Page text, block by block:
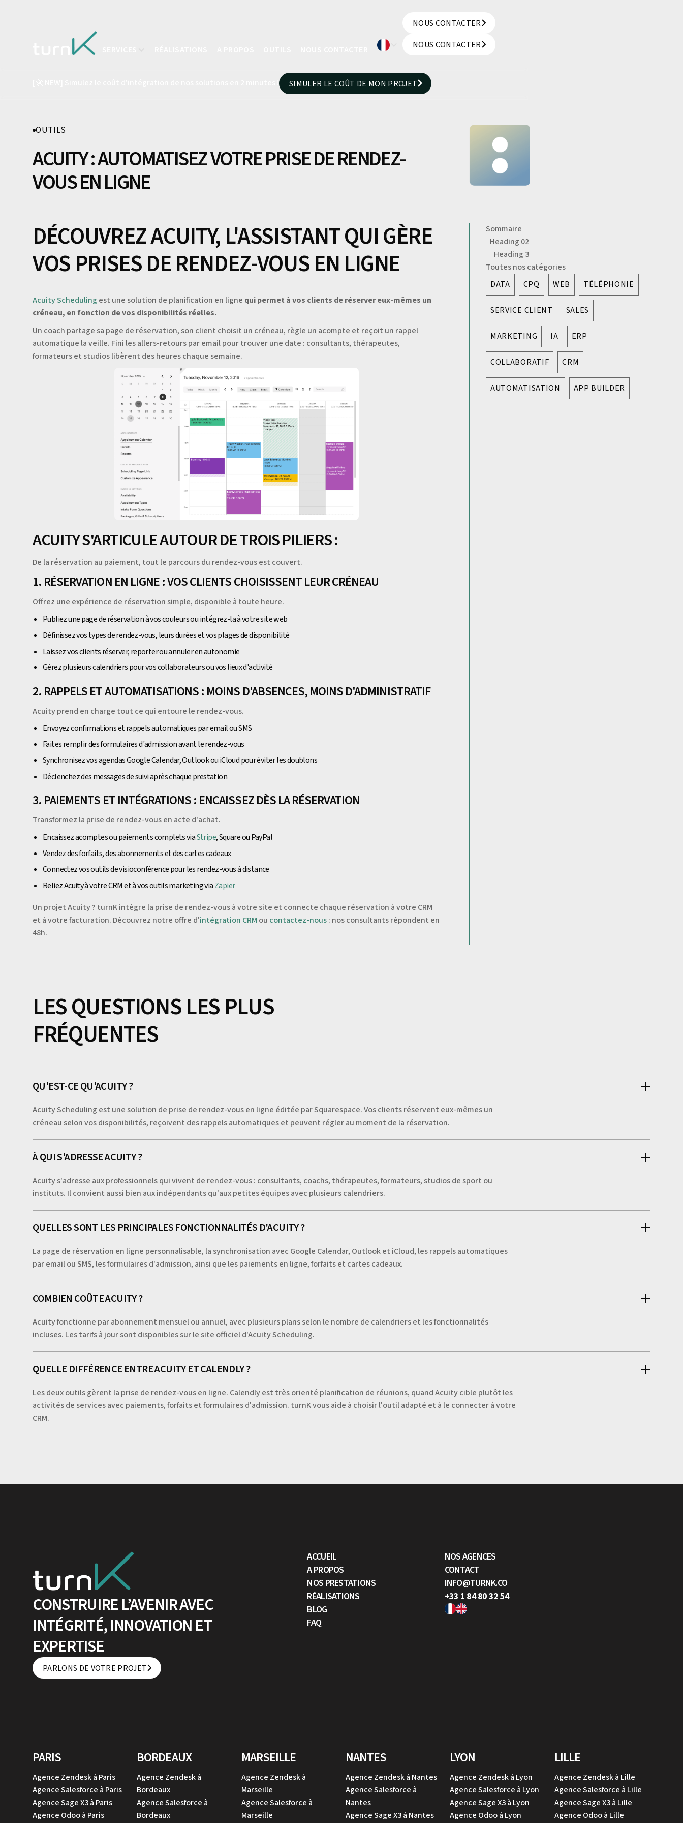
NOUS CONTACTER
NOUS CONTACTER
SIMULER LE COÛT DE MON PROJET
SIMULER LE COÛT DE MON PROJET
OUTILS
ACUITY : AUTOMATISEZ VOTRE PRISE DE RENDEZ-
VOUS EN LIGNE
DÉCOUVREZ ACUITY, L'ASSISTANT QUI GÈRE
VOS PRISES DE RENDEZ-VOUS EN LIGNE
Acuity Scheduling est une solution de planification en ligne qui permet à vos clients de réserver eux-mêmes un
créneau, en fonction de vos disponibilités réelles.
Un coach partage sa page de réservation, son client choisit un créneau, règle un acompte et reçoit un rappel
automatique la veille. Fini les allers-retours par email pour trouver une date : consultants, thérapeutes,
formateurs et studios libèrent des heures chaque semaine.
ACUITY S'ARTICULE AUTOUR DE TROIS PILIERS :
De la réservation au paiement, tout le parcours du rendez-vous est couvert.
1. RÉSERVATION EN LIGNE : VOS CLIENTS CHOISISSENT LEUR CRÉNEAU
Offrez une expérience de réservation simple, disponible à toute heure.
Publiez une page de réservation à vos couleurs ou intégrez-la à votre site web
Définissez vos types de rendez-vous, leurs durées et vos plages de disponibilité
Laissez vos clients réserver, reporter ou annuler en autonomie
Gérez plusieurs calendriers pour vos collaborateurs ou vos lieux d'activité
2. RAPPELS ET AUTOMATISATIONS : MOINS D'ABSENCES, MOINS D'ADMINISTRATIF
Acuity prend en charge tout ce qui entoure le rendez-vous.
Envoyez confirmations et rappels automatiques par email ou SMS
Faites remplir des formulaires d'admission avant le rendez-vous
Synchronisez vos agendas Google Calendar, Outlook ou iCloud pour éviter les doublons
Déclenchez des messages de suivi après chaque prestation
3. PAIEMENTS ET INTÉGRATIONS : ENCAISSEZ DÈS LA RÉSERVATION
Transformez la prise de rendez-vous en acte d'achat.
Encaissez acomptes ou paiements complets viaStripe, Square ou PayPal
Vendez des forfaits, des abonnements et des cartes cadeaux
Connectez vos outils de visioconférence pour les rendez-vous à distance
Reliez Acuity à votre CRM et à vos outils marketing viaZapier
Un projet Acuity ? turnK intègre la prise de rendez-vous à votre site et connecte chaque réservation à votre CRM
et à votre facturation. Découvrez notre offre d'intégration CRM ou contactez-nous: nos consultants répondent en
48h.
Sommaire
Heading 02
Heading 3
Toutes nos catégories
DATA
CPQ WEB TÉLÉPHONIE
SERVICE CLIENT SALES
MARKETING IA ERP
COLLABORATIF CRM
AUTOMATISATION APP BUILDER
LES QUESTIONS LES PLUS
FRÉQUENTES
QU'EST-CE QU'ACUITY ?
Acuity Scheduling est une solution de prise de rendez-vous en ligne éditée par Squarespace. Vos clients réservent eux-mêmes un
créneau selon vos disponibilités, reçoivent des rappels automatiques et peuvent régler au moment de la réservation.
À QUI S'ADRESSE ACUITY ?
Acuity s'adresse aux professionnels qui vivent de rendez-vous : consultants, coachs, thérapeutes, formateurs, studios de sport ou
instituts. Il convient aussi bien aux indépendants qu'aux petites équipes avec plusieurs calendriers.
QUELLES SONT LES PRINCIPALES FONCTIONNALITÉS D'ACUITY ?
La page de réservation en ligne personnalisable, la synchronisation avec Google Calendar, Outlook et iCloud, les rappels automatiques
par email ou SMS, les formulaires d'admission, ainsi que les paiements en ligne, forfaits et cartes cadeaux.
COMBIEN COÛTE ACUITY ?
Acuity fonctionne par abonnement mensuel ou annuel, avec plusieurs plans selon le nombre de calendriers et les fonctionnalités
incluses. Les tarifs à jour sont disponibles sur le site officiel d'Acuity Scheduling.
QUELLE DIFFÉRENCE ENTRE ACUITY ET CALENDLY ?
Les deux outils gèrent la prise de rendez-vous en ligne. Calendly est très orienté planification de réunions, quand Acuity cible plutôt les
activités de services avec paiements, forfaits et formulaires d'admission. turnK vous aide à choisir l'outil adapté et à le connecter à votre
CRM.
CONSTRUIRE L’AVENIR AVEC
INTÉGRITÉ, INNOVATION ET
EXPERTISE
PARLONS DE VOTRE PROJET
PARLONS DE VOTRE PROJET
ACCUEIL
A PROPOS
NOS PRESTATIONS
RÉALISATIONS
BLOG
FAQ
NOS AGENCES
CONTACT
INFO@TURNK.CO
+33 1 84 80 32 54
PARIS
Agence Zendesk à Paris
Agence Salesforce à Paris
Agence Sage X3 à Paris
Agence Odoo à Paris
BORDEAUX
Agence Zendesk à
Bordeaux
Agence Salesforce à
Bordeaux
MARSEILLE
Agence Zendesk à
Marseille
Agence Salesforce à
Marseille
NANTES
Agence Zendesk à Nantes
Agence Salesforce à
Nantes
Agence Sage X3 à Nantes
LYON
Agence Zendesk à Lyon
Agence Salesforce à Lyon
Agence Sage X3 à Lyon
Agence Odoo à Lyon
LILLE
Agence Zendesk à Lille
Agence Salesforce à Lille
Agence Sage X3 à Lille
Agence Odoo à Lille